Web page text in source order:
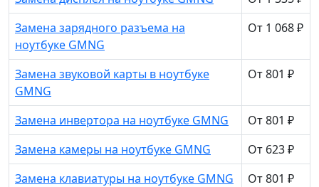
Замена зарядного разъема на
ноутбуке GMNG
От 1 068 ₽
Замена звуковой карты в ноутбуке
GMNG
От 801 ₽
Замена инвертора на ноутбуке GMNG
От 801 ₽
Замена камеры на ноутбуке GMNG
От 623 ₽
Замена клавиатуры на ноутбуке GMNG
От 801 ₽